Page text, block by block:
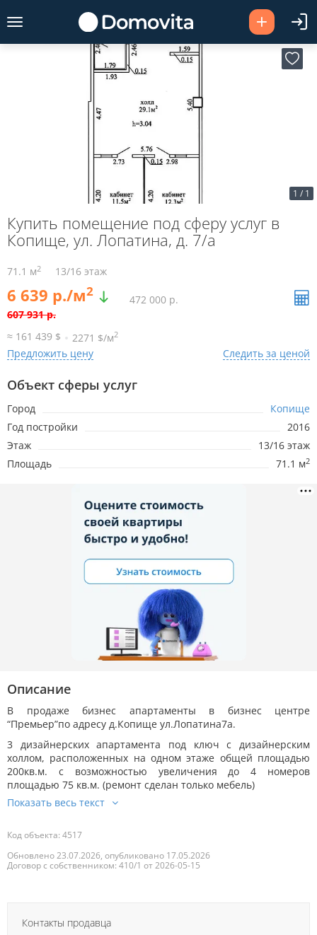
1 / 1
Купить помещение под сферу услуг в
Копище, ул. Лопатина, д. 7/а
71.1 м2 13/16 этаж
6 639 р./м2
472 000 р.
607 931 р.
≈ 161 439 $
2271 $/м2
Предложить цену Следить за ценой
Объект сферы услуг
Город
Копище
Год постройки
2016
Этаж
13/16 этаж
Площадь
71.1 м2
Описание
В продаже бизнес апартаменты в бизнес центре
“Премьер”по адресу д.Копище ул.Лопатина7а.
3 дизайнерских апартамента под ключ с дизайнерским
холлом, расположенных на одном этаже общей площадью
200кв.м. с возможностью увеличения до 4 номеров
площадью 75 кв.м. (ремонт сделан только мебель)
Код объекта: 4517
Обновлено 23.07.2026, опубликовано 17.05.2026
Договор с собственником: 410/1 от 2026-05-15
Контакты продавца